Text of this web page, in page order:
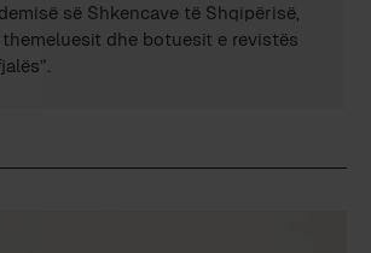
së Shkencave të Shqipërisë,
dhe botuesit e revistës